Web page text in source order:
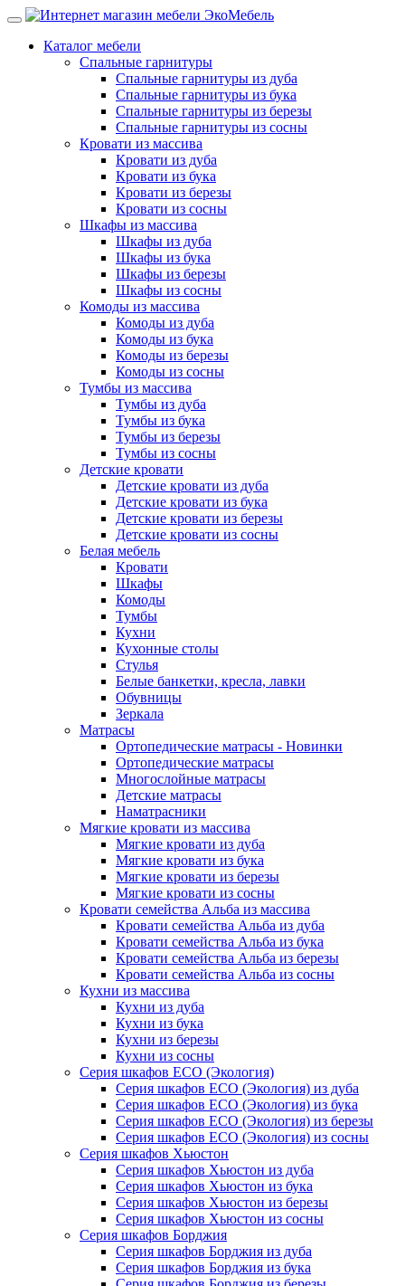
Каталог мебели
Спальные гарнитуры
Спальные гарнитуры из дуба
Спальные гарнитуры из бука
Спальные гарнитуры из березы
Спальные гарнитуры из сосны
Кровати из массива
Кровати из дуба
Кровати из бука
Кровати из березы
Кровати из сосны
Шкафы из массива
Шкафы из дуба
Шкафы из бука
Шкафы из березы
Шкафы из сосны
Комоды из массива
Комоды из дуба
Комоды из бука
Комоды из березы
Комоды из сосны
Тумбы из массива
Тумбы из дуба
Тумбы из бука
Тумбы из березы
Тумбы из сосны
Детские кровати
Детские кровати из дуба
Детские кровати из бука
Детские кровати из березы
Детские кровати из сосны
Белая мебель
Кровати
Шкафы
Комоды
Тумбы
Кухни
Кухонные столы
Стулья
Белые банкетки, кресла, лавки
Обувницы
Зеркала
Матрасы
Ортопедические матрасы - Новинки
Ортопедические матрасы
Многослойные матрасы
Детские матрасы
Наматрасники
Мягкие кровати из массива
Мягкие кровати из дуба
Мягкие кровати из бука
Мягкие кровати из березы
Мягкие кровати из сосны
Кровати семейства Альба из массива
Кровати семейства Альба из дуба
Кровати семейства Альба из бука
Кровати семейства Альба из березы
Кровати семейства Альба из сосны
Кухни из массива
Кухни из дуба
Кухни из бука
Кухни из березы
Кухни из сосны
Серия шкафов ECO (Экология)
Серия шкафов ECO (Экология) из дуба
Серия шкафов ECO (Экология) из бука
Серия шкафов ECO (Экология) из березы
Серия шкафов ECO (Экология) из сосны
Серия шкафов Хьюстон
Серия шкафов Хьюстон из дуба
Серия шкафов Хьюстон из бука
Серия шкафов Хьюстон из березы
Серия шкафов Хьюстон из сосны
Серия шкафов Борджия
Серия шкафов Борджия из дуба
Серия шкафов Борджия из бука